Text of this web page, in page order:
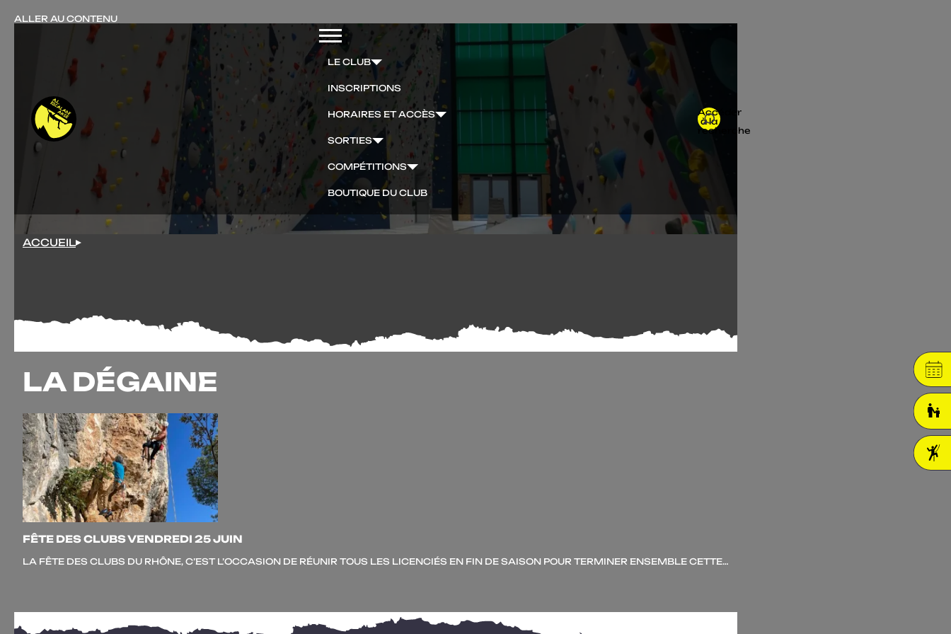
ALLER AU CONTENU
Menu
LE CLUB
INSCRIPTIONS
HORAIRES ET ACCÈS
SORTIES
COMPÉTITIONS
BOUTIQUE DU CLUB
Accéder
à la
recherche
ACCUEIL
LA DÉGAINE
FÊTE DES CLUBS VENDREDI 25 JUIN
LA FÊTE DES CLUBS DU RHÔNE, C’EST L’OCCASION DE RÉUNIR TOUS LES LICEN­CIÉS EN FIN DE SAI­SON POUR TER­MI­NER ENSEMBLE CETTE…